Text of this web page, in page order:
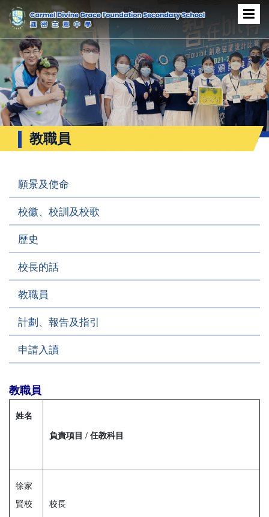
教職員
願景及使命
校徽、校訓及校歌
歷史
校長的話
教職員
計劃、報告及指引
申請入讀
教職員
姓名
負責項目 / 任教科目
徐家
賢校
校長